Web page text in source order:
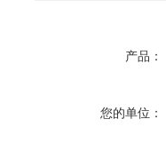
产品：
您的单位：